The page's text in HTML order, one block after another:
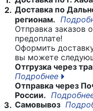
2. Доставка по
регионам.
Отправка заказов
предоплате!
Оформить
вы можете
Отгрузка через
Подробнее
Отправка через
России.
3. Самовывоз